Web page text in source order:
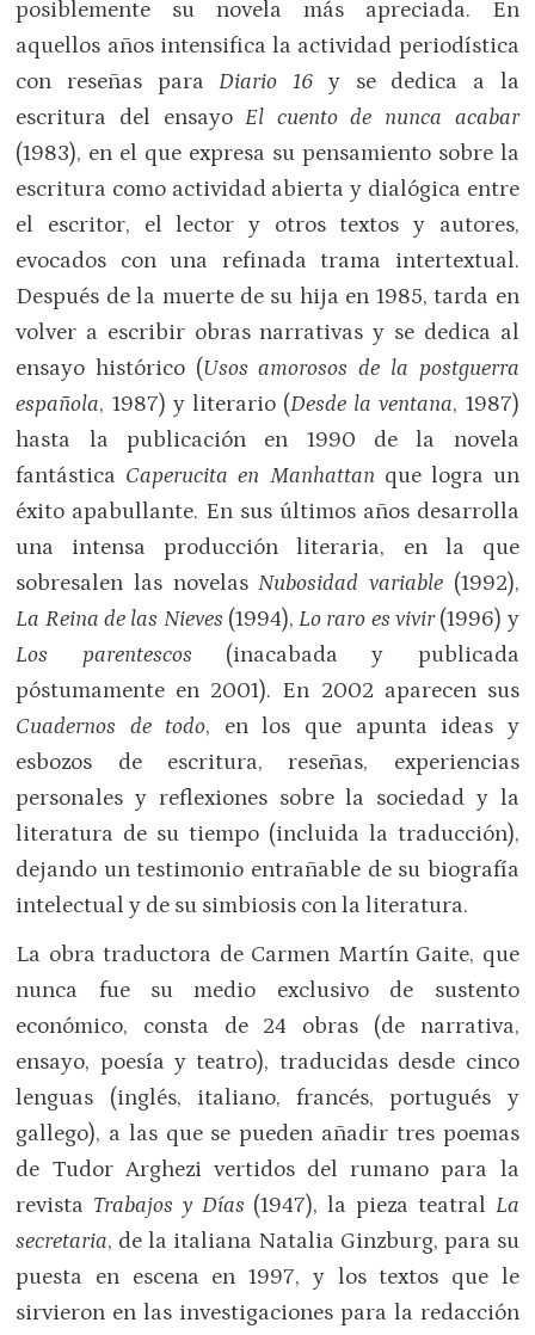
posiblemente su novela más apreciada. En
aquellos años intensifica la actividad periodística
con reseñas paraDiario 16 y se dedica a la
escritura del ensayoEl cuento de nunca acabar
(1983), en el que expresa su pensamiento sobre la
escritura como actividad abierta y dialógica entre
el escritor, el lector y otros textos y autores,
evocados con una refinada trama intertextual.
Después de la muerte de su hija en 1985, tarda en
volver a escribir obras narrativas y se dedica al
ensayo histórico (Usos amorosos de la postguerra
española, 1987) y literario (Desde la ventana, 1987)
hasta la publicación en 1990 de la novela
fantástica Caperucita en Manhattan que logra un
éxito apabullante. En sus últimos años desarrolla
una intensa producción literaria, en la que
sobresalen las novelasNubosidad variable(1992),
La Reina de las Nieves (1994),Lo raro es vivir(1996) y
Los parentescos (inacabada y publicada
póstumamente en 2001). En 2002 aparecen sus
Cuadernos de todo, en los que apunta ideas y
esbozos de escritura, reseñas, experiencias
personales y reflexiones sobre la sociedad y la
literatura de su tiempo (incluida la traducción),
dejando un testimonio entrañable de su biografía
intelectual y de su simbiosis con la literatura.
La obra traductora de Carmen Martín Gaite, que
nunca fue su medio exclusivo de sustento
económico, consta de 24 obras (de narrativa,
ensayo, poesía y teatro), traducidas desde cinco
lenguas (inglés, italiano, francés, portugués y
gallego), a las que se pueden añadir tres poemas
de Tudor Arghezi vertidos del rumano para la
revista Trabajos y Días (1947), la pieza teatral La
secretaria, de la italiana Natalia Ginzburg, para su
puesta en escena en 1997, y los textos que le
sirvieron en las investigaciones para la redacción